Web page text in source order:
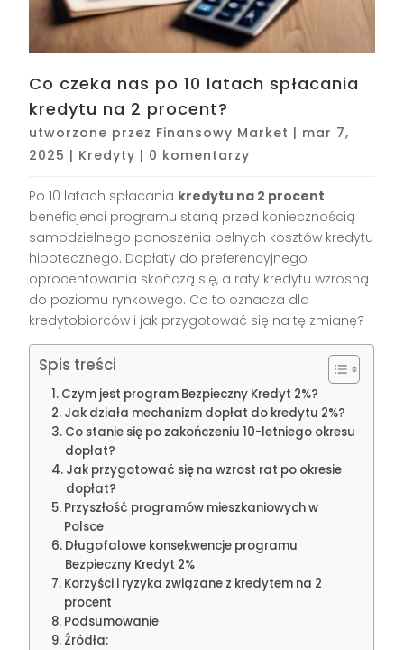
Co czeka nas po 10 latach spłacania
kredytu na 2 procent?
utworzone przez Finansowy Market | mar 7,
2025 | Kredyty | 0 komentarzy
Po 10 latach spłacania kredytu na 2 procent
beneficjenci programu staną przed koniecznością
samodzielnego ponoszenia pełnych kosztów kredytu
hipotecznego. Dopłaty do preferencyjnego
oprocentowania skończą się, a raty kredytu wzrosną
do poziomu rynkowego. Co to oznacza dla
kredytobiorców i jak przygotować się na tę zmianę?
Spis treści
Czym jest program Bezpieczny Kredyt 2%?
Jak działa mechanizm dopłat do kredytu 2%?
Co stanie się po zakończeniu 10-letniego okresu
dopłat?
Jak przygotować się na wzrost rat po okresie
dopłat?
Przyszłość programów mieszkaniowych w
Polsce
Długofalowe konsekwencje programu
Bezpieczny Kredyt 2%
Korzyści i ryzyka związane z kredytem na 2
procent
Podsumowanie
Źródła: